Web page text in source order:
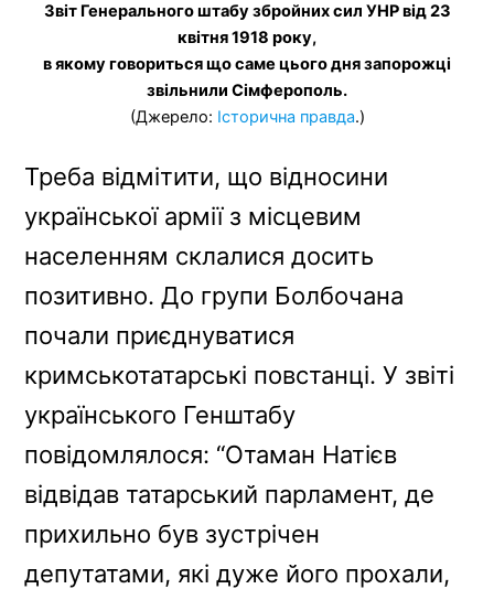
Звіт Генерального штабу збройних сил УНР від 23
квітня 1918 року,
в якому говориться що саме цього дня запорожці
звільнили Сімферополь.
(Джерело: Історична правда.)
Треба відмітити, що відносини
української армії з місцевим
населенням склалися досить
позитивно. До групи Болбочана
почали приєднуватися
кримськотатарські повстанці. У звіті
українського Генштабу
повідомлялося: “Отаман Натієв
відвідав татарський парламент, де
прихильно був зустрічен
депутатами, які дуже його прохали,